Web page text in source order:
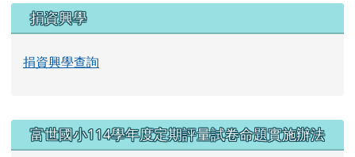
捐資興學
捐資興學查詢
右邊區域內容
富世國小114學年度定期評量試卷命題實施辦法